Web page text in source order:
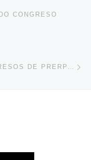
CONGRESO
INFORME DE LOS TRES CONGRESOS DE PRERPARACIÓN